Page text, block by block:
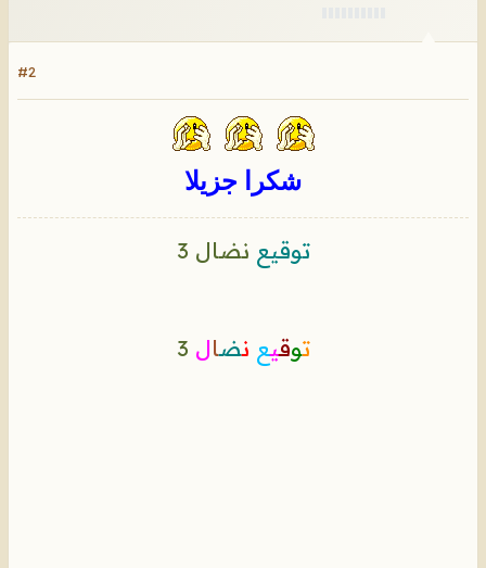
#2
شكرا جزيلا
توقيع نضال 3
توقيع نضال 3